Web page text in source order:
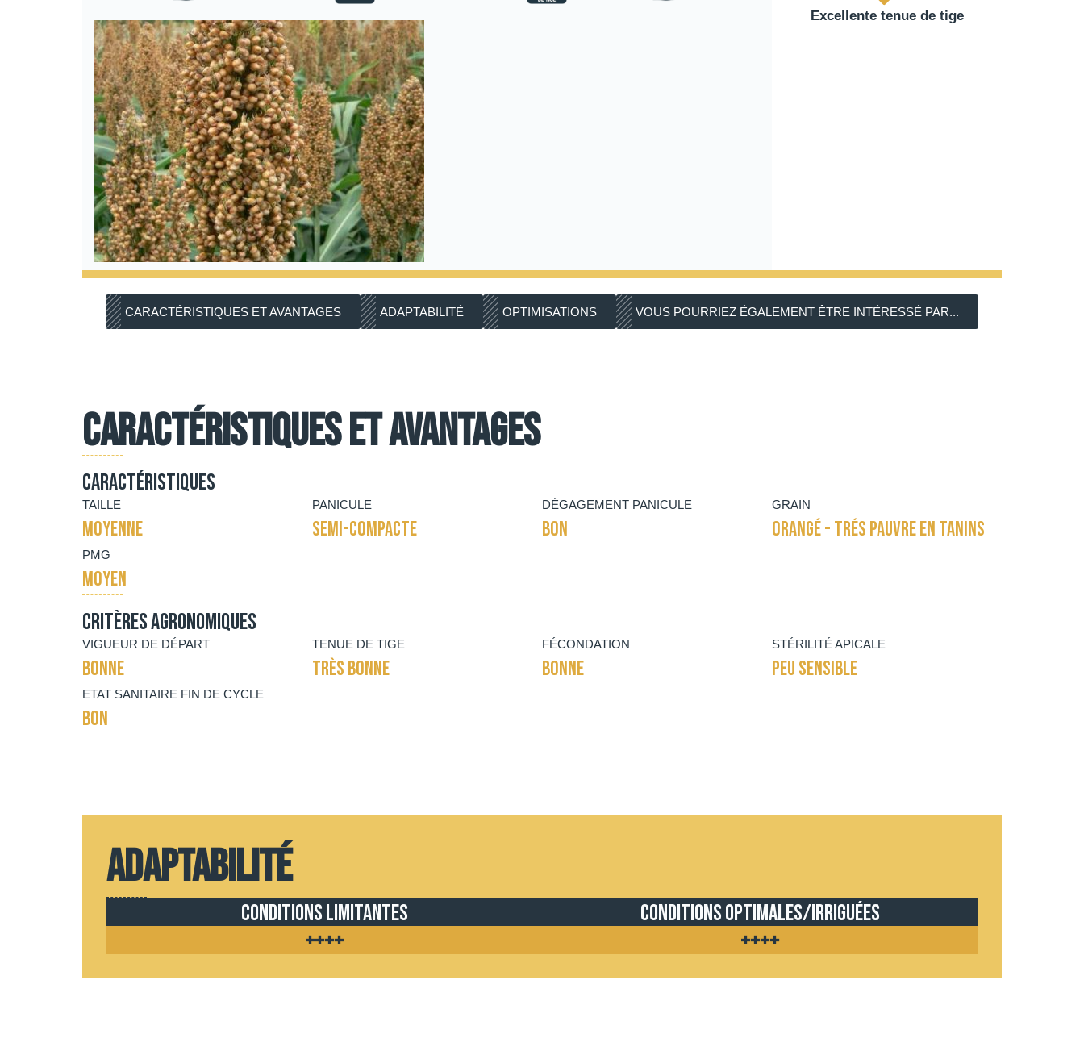
Excellente tenue de tige
CARACTÉRISTIQUES ET AVANTAGES ADAPTABILITÉ OPTIMISATIONS VOUS POURRIEZ ÉGALEMENT ÊTRE INTÉRESSÉ PAR...
Caractéristiques et avantages
Caractéristiques
TAILLE
MOYENNE
PANICULE
SEMI-COMPACTE
DÉGAGEMENT PANICULE
BON
GRAIN
ORANGÉ - TRÉS PAUVRE EN TANINS
PMG
MOYEN
Critères agronomiques
VIGUEUR DE DÉPART
BONNE
TENUE DE TIGE
TRÈS BONNE
FÉCONDATION
BONNE
STÉRILITÉ APICALE
PEU SENSIBLE
ETAT SANITAIRE FIN DE CYCLE
BON
Adaptabilité
Conditions limitantes
++++
Conditions optimales/irriguées
++++